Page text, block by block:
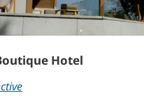
Hotel